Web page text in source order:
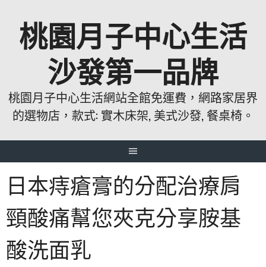
桃園月子中心生活
沙發第一品牌
桃園月子中心生活網站全館免運費，網路家居界
的選物店，款式: 實木床架, 美式沙發, 餐桌椅。
日本痔瘡膏的分配治療肩
頸酸痛幫您夾克分享胺基
酸洗面乳